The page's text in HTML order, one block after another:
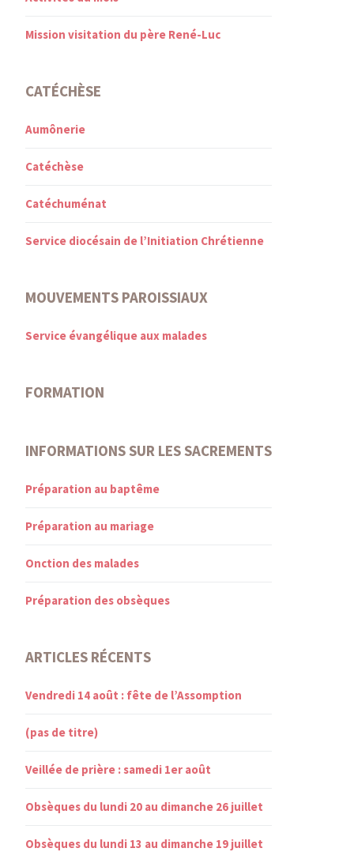
Mission visitation du père René-Luc
CATÉCHÈSE
Aumônerie
Catéchèse
Catéchuménat
Service diocésain de l’Initiation Chrétienne
MOUVEMENTS PAROISSIAUX
Service évangélique aux malades
FORMATION
INFORMATIONS SUR LES SACREMENTS
Préparation au baptême
Préparation au mariage
Onction des malades
Préparation des obsèques
ARTICLES RÉCENTS
Vendredi 14 août : fête de l’Assomption
(pas de titre)
Veillée de prière : samedi 1er août
Obsèques du lundi 20 au dimanche 26 juillet
Obsèques du lundi 13 au dimanche 19 juillet